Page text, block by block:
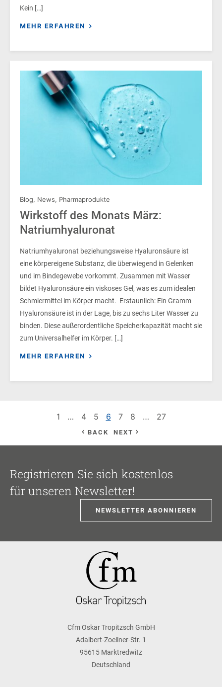
Kein […]
MEHR ERFAHREN
Blog, News, Pharmaprodukte
Wirkstoff des Monats März:
Natriumhyaluronat
Natriumhyaluronat beziehungsweise Hyaluronsäure ist
eine körpereigene Substanz, die überwiegend in Gelenken
und im Bindegewebe vorkommt. Zusammen mit Wasser
bildet Hyaluronsäure ein viskoses Gel, was es zum idealen
Schmiermittel im Körper macht. Erstaunlich: Ein Gramm
Hyaluronsäure ist in der Lage, bis zu sechs Liter Wasser zu
binden. Diese außerordentliche Speicherkapazität macht sie
zum Universalhelfer im Körper. […]
MEHR ERFAHREN
BACK
1 … 4 5 6 7 8 … 27
NEXT
Registrieren Sie sich kostenlos
für unseren Newsletter!
NEWSLETTER ABONNIEREN
Cfm Oskar Tropitzsch GmbH
Adalbert-Zoellner-Str. 1
95615 Marktredwitz
Deutschland